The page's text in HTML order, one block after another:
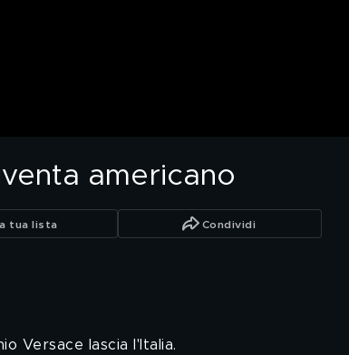
americano
tua lista Condividi
Versace lascia l'Italia.